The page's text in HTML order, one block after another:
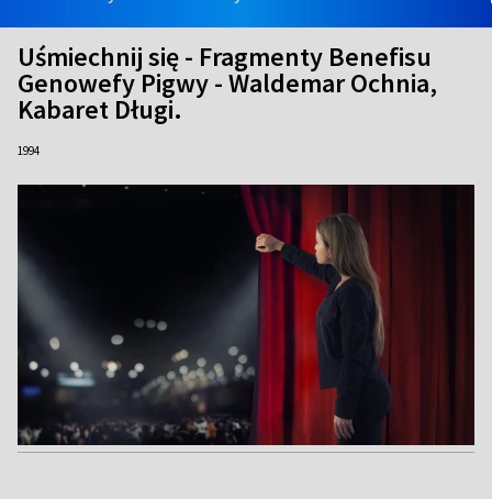
Uśmiechnij się - Fragmenty Benefisu
Genowefy Pigwy - Waldemar Ochnia,
Kabaret Długi.
1994